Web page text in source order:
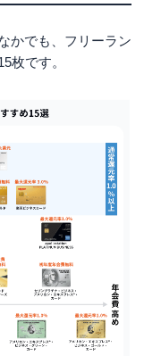
かでも、フリーラン
枚です。